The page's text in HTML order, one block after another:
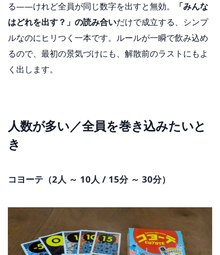
る——けれど全員が同じ数字を出すと無効。
「みんな
はどれを出す？」の読み合いだけで成立する、シンプ
ルなのにヒリつく一本です。ルールが一瞬で飲み込め
るので、最初の景気づけにも、解散前のラストにもよ
く出します。
人数が多い／全員を巻き込みたいと
き
コヨーテ（2人 ～ 10人 / 15分 ～ 30分）